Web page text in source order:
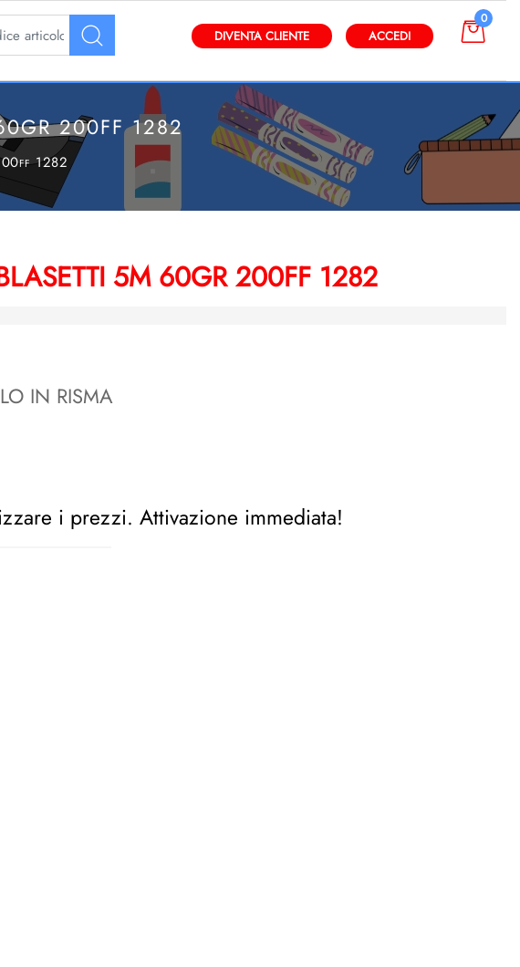
automaticamente gli altri filtri disponibili.
DIVENTA CLIENTE ACCEDI
0
200FF 1282
1282
5M 60GR 200FF 1282
IN RISMA
i prezzi. Attivazione immediata!